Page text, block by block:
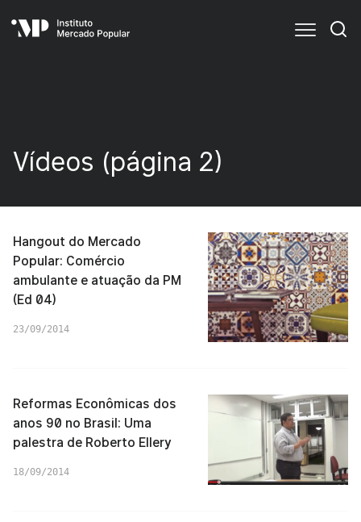
Vídeos (página 2)
Hangout do Mercado
Popular: Comércio
ambulante e atuação da PM
(Ed 04)
23/09/2014
Reformas Econômicas dos
anos 90 no Brasil: Uma
palestra de Roberto Ellery
18/09/2014